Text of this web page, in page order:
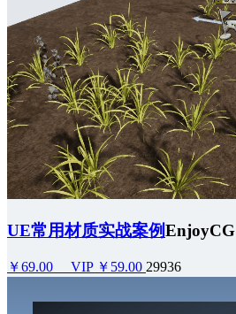
UE常用材质实战案例EnjoyCG
￥69.00 VIP ￥59.00 29936